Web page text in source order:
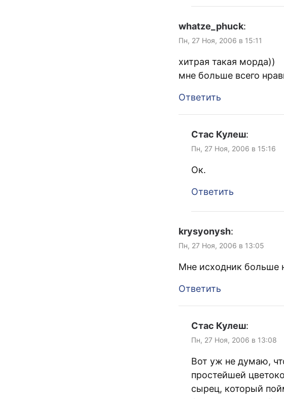
whatze_phuck:
Пн, 27 Ноя, 2006 в 15:11
хитрая такая морда))
мне больше всего
Ответить
Стас Кулеш:
Пн, 27 Ноя, 2006 в 15:16
Ок.
Ответить
krysyonysh:
Пн, 27 Ноя, 2006 в 13:05
Мне исходник больше
Ответить
Стас Кулеш:
Пн, 27 Ноя, 2006 в 13:08
Вот уж не думаю,
простейшей
сырец, который